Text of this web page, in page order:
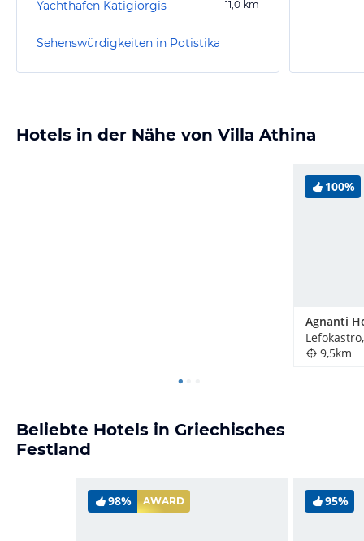
Yachthafen Katigiorgis 11,0 km
Sehenswürdigkeiten in Potistika
Hotels in der Nähe von Villa Athina
100%
9,5km
Beliebte Hotels in Griechisches
Festland
98% AWARD 95%